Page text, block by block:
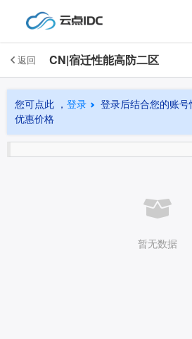
返回 CN|宿迁性能高防二区
您可点此 ， 登录
登录后结合您的账
优惠价格
暂无数据